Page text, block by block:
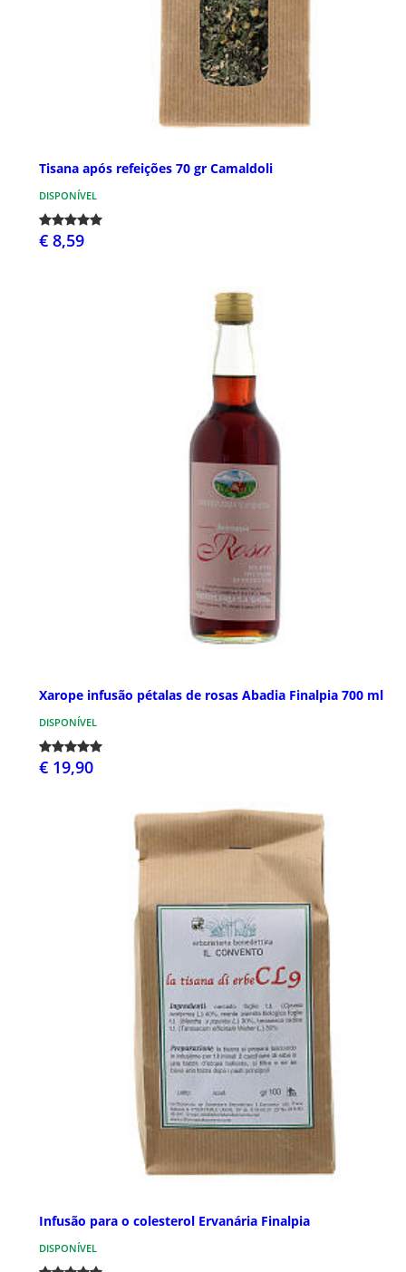
Tisana após refeições 70 gr Camaldoli
DISPONÍVEL
€ 8,59
Xarope infusão pétalas de rosas Abadia Finalpia 700 ml
DISPONÍVEL
€ 19,90
Infusão para o colesterol Ervanária Finalpia
DISPONÍVEL